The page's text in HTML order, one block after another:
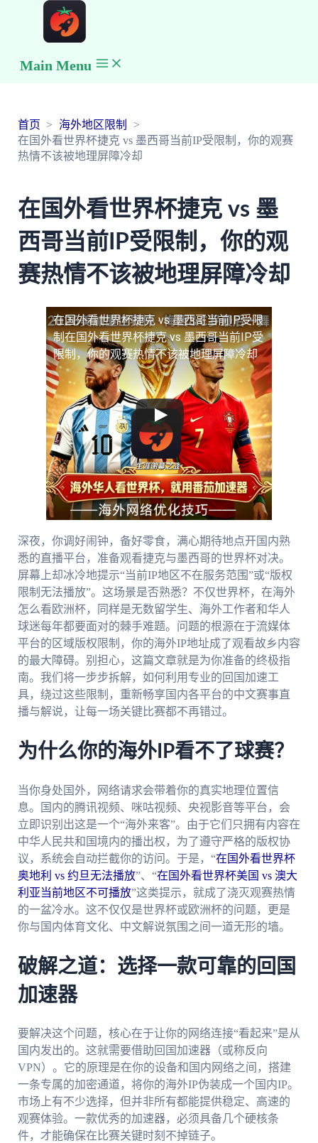
Main Menu
首页
海外地区限制
在国外看世界杯捷克 vs 墨西哥当前IP受限制，你的观赛
热情不该被地理屏障冷却
在国外看世界杯捷克 vs 墨
西哥当前IP受限制，你的观
赛热情不该被地理屏障冷却
在国外看世界杯捷克 vs 墨西哥当前IP受限
制在国外看世界杯捷克 vs 墨西哥当前IP受
限制，你的观赛热情不该被地理屏障冷却
深夜，你调好闹钟，备好零食，满心期待地点开国内熟
悉的直播平台，准备观看捷克与墨西哥的世界杯对决。
屏幕上却冰冷地提示“当前IP地区不在服务范围”或“版权
限制无法播放”。这场景是否熟悉？不仅世界杯，在海外
怎么看欧洲杯，同样是无数留学生、海外工作者和华人
球迷每年都要面对的棘手难题。问题的根源在于流媒体
平台的区域版权限制，你的海外IP地址成了观看故乡内容
的最大障碍。别担心，这篇文章就是为你准备的终极指
南。我们将一步步拆解，如何利用专业的回国加速工
具，绕过这些限制，重新畅享国内各平台的中文赛事直
播与解说，让每一场关键比赛都不再错过。
为什么你的海外IP看不了球赛？
当你身处国外，网络请求会带着你的真实地理位置信
息。国内的腾讯视频、咪咕视频、央视影音等平台，会
立即识别出这是一个“海外来客”。由于它们只拥有内容在
中华人民共和国境内的播出权，为了遵守严格的版权协
议，系统会自动拦截你的访问。于是，“在国外看世界杯
奥地利 vs 约旦无法播放”、“在国外看世界杯美国 vs 澳大
利亚当前地区不可播放”这类提示，就成了浇灭观赛热情
的一盆冷水。这不仅仅是世界杯或欧洲杯的问题，更是
你与国内体育文化、中文解说氛围之间一道无形的墙。
破解之道：选择一款可靠的回国
加速器
要解决这个问题，核心在于让你的网络连接“看起来”是从
国内发出的。这就需要借助回国加速器（或称反向
VPN）。它的原理是在你的设备和国内网络之间，搭建
一条专属的加密通道，将你的海外IP伪装成一个国内IP。
市场上有不少选择，但并非所有都能提供稳定、高速的
观赛体验。一款优秀的加速器，必须具备几个硬核条
件，才能确保在比赛关键时刻不掉链子。